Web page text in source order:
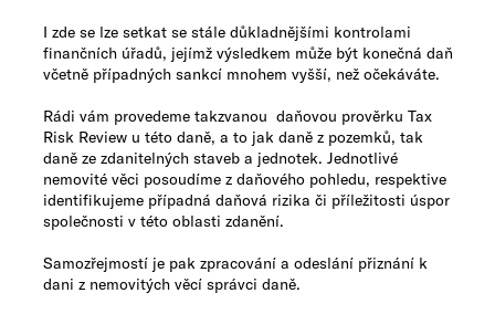
I zde se lze setkat se stále důkladnějšími kontrolami
finančních úřadů, jejímž výsledkem může být konečná daň
včetně případných sankcí mnohem vyšší, než očekáváte.
Rádi vám provedeme takzvanou daňovou prověrku Tax
Risk Review u této daně, a to jak daně z pozemků, tak
daně ze zdanitelných staveb a jednotek. Jednotlivé
nemovité věci posoudíme z daňového pohledu, respektive
identifikujeme případná daňová rizika či příležitosti úspor
společnosti v této oblasti zdanění.
Samozřejmostí je pak zpracování a odeslání přiznání k
dani z nemovitých věcí správci daně.